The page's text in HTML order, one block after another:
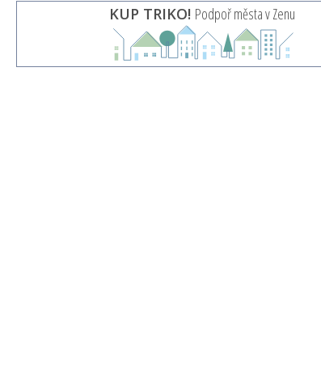
KUP TRIKO! Podpoř města v Zenu